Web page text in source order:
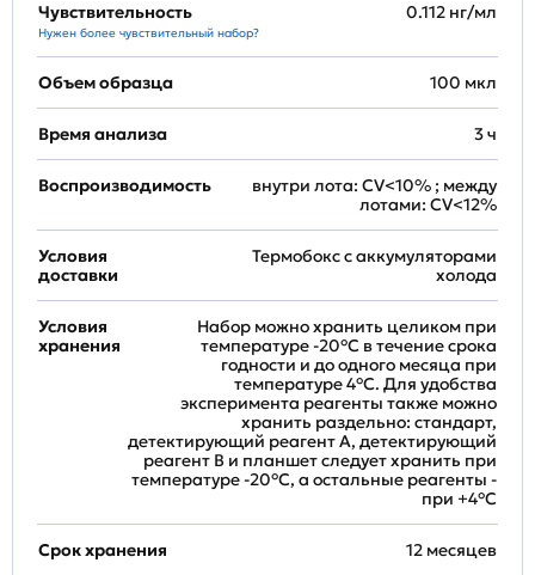
Чувствительность
Нужен более чувствительный набор?
0.112 нг/мл
Объем образца 100 мкл
Время анализа 3 ч
Воспроизводимость
внутри лота: CV<10% ; между
лотами: CV<12%
Условия
доставки
Термобокс с аккумуляторами
холода
Условия
хранения
Набор можно хранить целиком при
температуре -20°C в течение срока
годности и до одного месяца при
температуре 4°C. Для удобства
эксперимента реагенты также можно
хранить раздельно: стандарт,
детектирующий реагент A, детектирующий
реагент B и планшет следует хранить при
температуре -20°C, а остальные реагенты -
при +4°С
Срок хранения 12 месяцев